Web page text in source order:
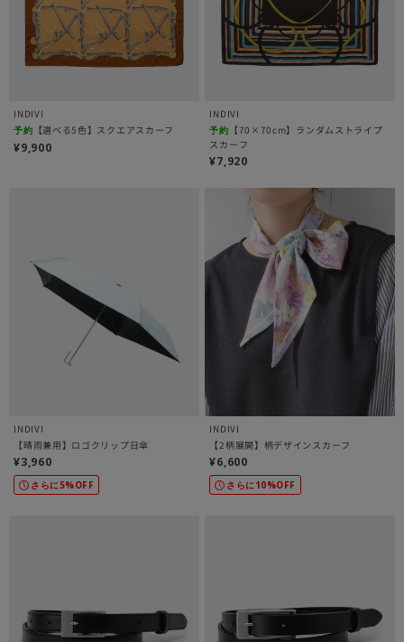
INDIVI
予約 【選べる5色】スクエアスカーフ
¥9,900
INDIVI
予約 【70×70cm】ランダムストライプ
スカーフ
¥7,920
INDIVI
【晴雨兼用】ロゴクリップ日傘
¥3,960
さらに5%OFF
INDIVI
【2柄展開】柄デザインスカーフ
¥6,600
さらに10%OFF